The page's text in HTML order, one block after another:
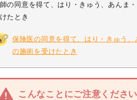
の同意を得て、はり・きゅう、あんま
たとき
保険医の同意を得て、はり・きゅう
の施術を受けたとき
こんなことにご注意ください